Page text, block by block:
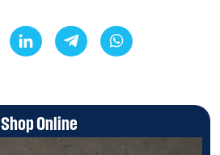
Shop Online